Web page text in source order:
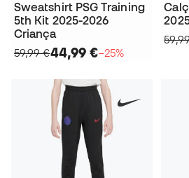
Sweatshirt PSG Training
5th Kit 2025-2026
Criança
59,99 €44,99 €−25%